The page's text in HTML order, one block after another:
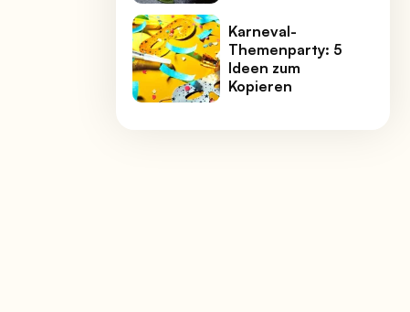
Karneval-
Themenparty: 5
Ideen zum
Kopieren